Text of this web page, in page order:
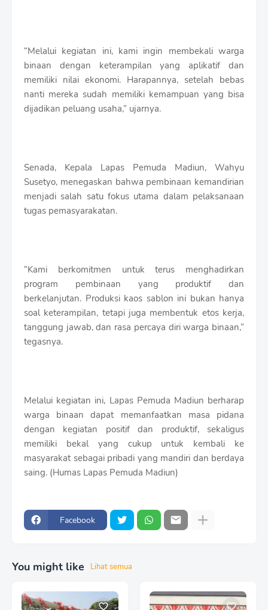
“Melalui kegiatan ini, kami ingin membekali warga
binaan dengan keterampilan yang aplikatif dan
memiliki nilai ekonomi. Harapannya, setelah bebas
nanti mereka sudah memiliki kemampuan yang bisa
dijadikan peluang usaha,” ujarnya.
Senada, Kepala Lapas Pemuda Madiun, Wahyu
Susetyo, menegaskan bahwa pembinaan kemandirian
menjadi salah satu fokus utama dalam pelaksanaan
tugas pemasyarakatan.
“Kami berkomitmen untuk terus menghadirkan
program pembinaan yang produktif dan
berkelanjutan. Produksi kaos sablon ini bukan hanya
soal keterampilan, tetapi juga membentuk etos kerja,
tanggung jawab, dan rasa percaya diri warga binaan,”
tegasnya.
Melalui kegiatan ini, Lapas Pemuda Madiun berharap
warga binaan dapat memanfaatkan masa pidana
dengan kegiatan positif dan produktif, sekaligus
memiliki bekal yang cukup untuk kembali ke
masyarakat sebagai pribadi yang mandiri dan berdaya
saing. (Humas Lapas Pemuda Madiun)
Facebook
You might like Lihat semua